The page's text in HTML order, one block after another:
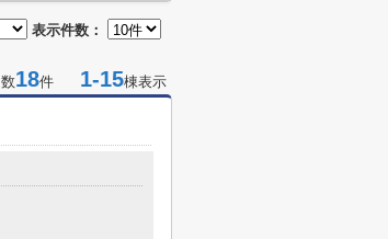
表示件数：
18件 1-15棟表示